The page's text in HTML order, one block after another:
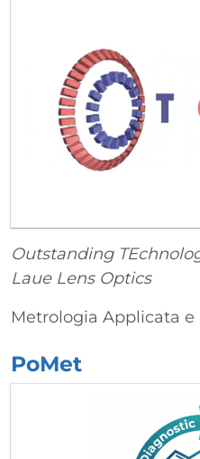
Outstanding
Laue Lens Optics
Metrologia Applicata e
PoMet